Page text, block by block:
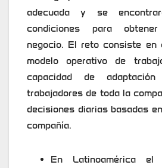
adecuada y se
condiciones para
negocio. El reto consiste en
modelo operativo de
capacidad de
trabajadores de toda la
decisiones diarias basadas
compañía.
En Latinoamérica